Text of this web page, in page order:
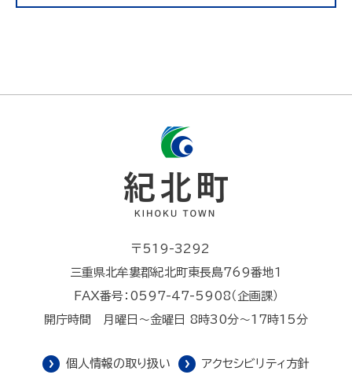
〒519-3292
三重県北牟婁郡紀北町東長島769番地1
FAX番号：0597-47-5908（企画課）
開庁時間 月曜日～金曜日 8時30分～17時15分
個人情報の取り扱い アクセシビリティ方針